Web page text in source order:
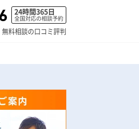
24時間365日
全国対応の相談予約
無料相談の口コミ評判